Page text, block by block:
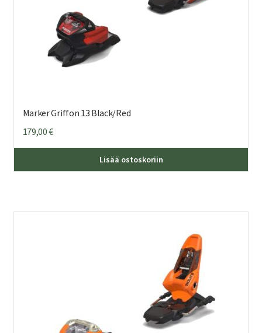
Marker Griffon 13 Black/Red
179,00€
Lisää ostoskoriin